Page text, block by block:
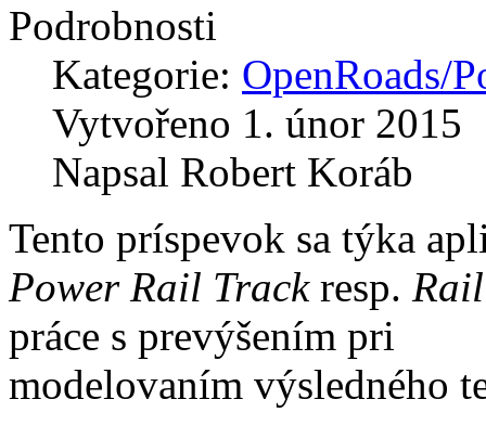
Podrobnosti
Kategorie: OpenRoads/
Vytvořeno 1. únor 2015
Napsal Robert Koráb
Tento príspevok sa týka
Power Rail Trackresp.
práce s prevýšením pri
modelovaním výsledného